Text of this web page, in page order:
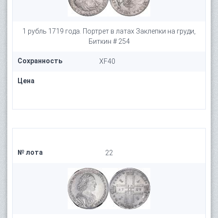
1 рубль 1719 года. Портрет в латах Заклепки на груди,
Биткин # 254
Сохранность XF40
Цена
№ лота 22